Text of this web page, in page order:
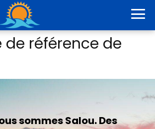
de référence de
sommes Salou. Des